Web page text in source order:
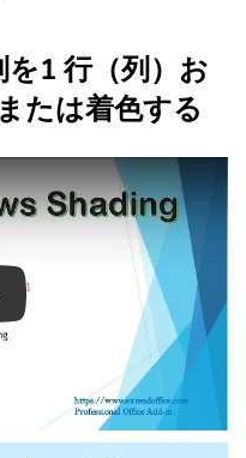
1 行（列）お
たは着色する